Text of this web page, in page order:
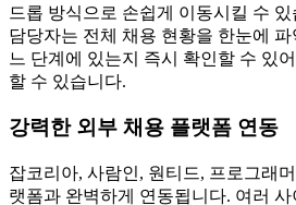
드롭 방식으로 손쉽게 이동시킬 수
담당자는 전체 채용 현황을 한눈에
느 단계에 있는지 즉시 확인할 수 있
할 수 있습니다.
강력한 외부 채용 플랫폼 연동
잡코리아, 사람인, 원티드, 프로그래
랫폼과 완벽하게 연동됩니다. 여러